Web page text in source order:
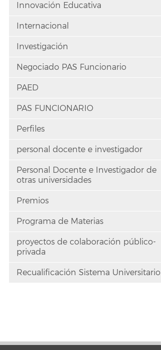
Innovación Educativa
Internacional
Investigación
Negociado PAS Funcionario
PAED
PAS FUNCIONARIO
Perfiles
personal docente e investigador
Personal Docente e Investigador de
otras universidades
Premios
Programa de Materias
proyectos de colaboración público-
privada
Recualificación Sistema Universitario